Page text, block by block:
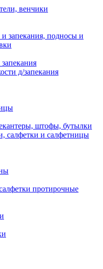
венчики
запекания, подносы и
д/запекания
штофы, бутылки
салфетки и салфетницы
протирочные